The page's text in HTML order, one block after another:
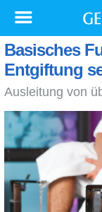
Basisches
Entgiftung
Ausleitung von